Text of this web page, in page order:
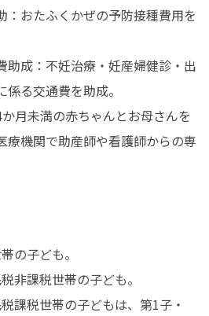
おたふくかぜの予防接種費用を
成：不妊治療・妊産婦健診・出
る交通費を助成。
月未満の赤ちゃんとお母さんを
療機関で助産師や看護師からの専
の子ども。
非課税世帯の子ども。
課税世帯の子どもは、第1子・